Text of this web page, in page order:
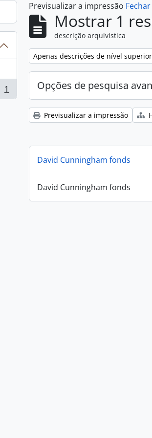
1
Previsualizar a impressão Fechar
Mostrar 1
descrição arquivística
Remove filter:
Apenas descrições de nível superior
Opções de pesquisa
Previsualizar a impressão
David Cunningham fonds
David Cunningham fonds